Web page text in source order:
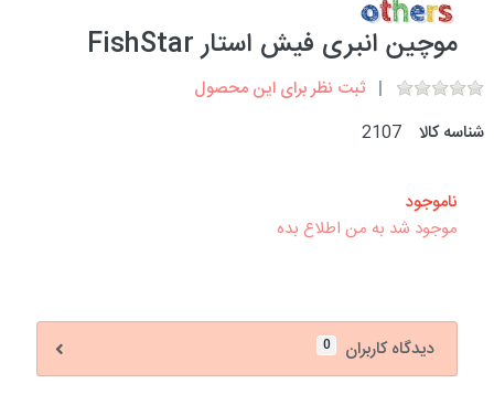
موچین انبری فیش استار FishStar
ثبت نظر برای این محصول
شناسه کالا
2107
ناموجود
موجود شد به من اطلاع بده
دیدگاه کاربران 0